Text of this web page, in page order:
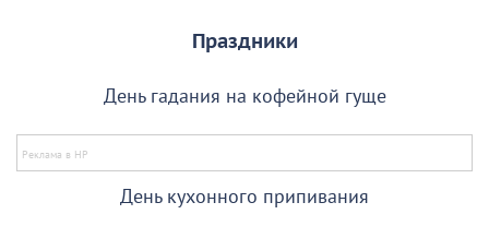
Праздники
День гадания на кофейной гуще
День кухонного припивания